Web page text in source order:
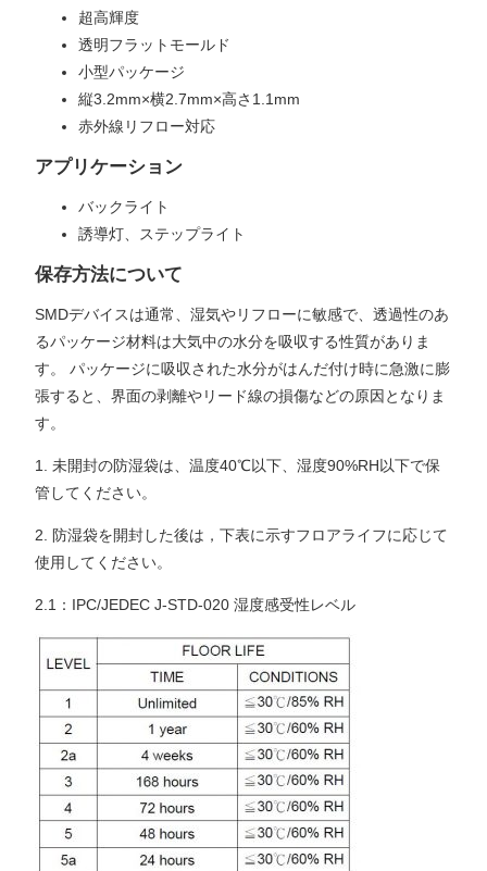
超高輝度
透明フラットモールド
小型パッケージ
縦3.2mm×横2.7mm×高さ1.1mm
赤外線リフロー対応
アプリケーション
バックライト
誘導灯、ステップライト
保存方法について
SMDデバイスは通常、湿気やリフローに敏感で、透過性のあ
るパッケージ材料は大気中の水分を吸収する性質がありま
す。 パッケージに吸収された水分がはんだ付け時に急激に膨
張すると、界面の剥離やリード線の損傷などの原因となりま
す。
1. 未開封の防湿袋は、温度40℃以下、湿度90%RH以下で保
管してください。
2. 防湿袋を開封した後は，下表に示すフロアライフに応じて
使用してください。
2.1：IPC/JEDEC J-STD-020 湿度感受性レベル